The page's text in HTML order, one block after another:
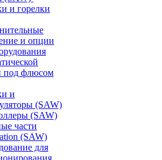
и горелки
и опции
под флюсом
и
(SAW)
(SAW)
части
(SAW)
для